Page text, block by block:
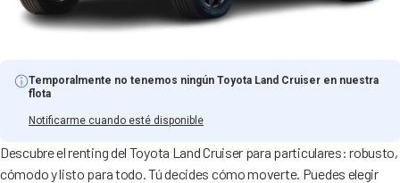
Temporalmente no tenemos ningún Toyota Land Cruiser en nuestra
flota
Notificarme cuando esté disponible
Descubre el renting del Toyota Land Cruiser para particulares: robusto,
cómodo y listo para todo. Tú decides cómo moverte. Puedes elegir